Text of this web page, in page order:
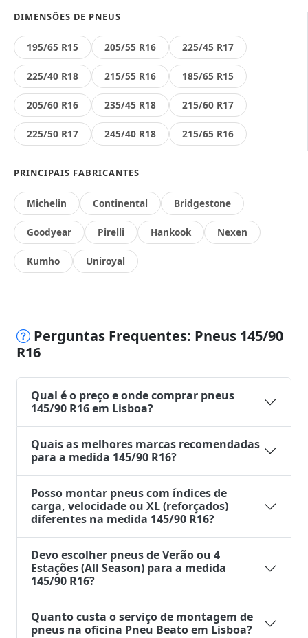
DIMENSÕES DE PNEUS
195/65 R15 205/55 R16 225/45 R17
225/40 R18 215/55 R16 185/65 R15
205/60 R16 235/45 R18 215/60 R17
225/50 R17 245/40 R18 215/65 R16
PRINCIPAIS FABRICANTES
Michelin Continental Bridgestone
Goodyear Pirelli Hankook Nexen
Kumho Uniroyal
Perguntas Frequentes: Pneus 145/90
R16
Qual é o preço e onde comprar pneus
145/90 R16 em Lisboa?
Quais as melhores marcas recomendadas
para a medida 145/90 R16?
Posso montar pneus com índices de
carga, velocidade ou XL (reforçados)
diferentes na medida 145/90 R16?
Devo escolher pneus de Verão ou 4
Estações (All Season) para a medida
145/90 R16?
Quanto custa o serviço de montagem de
pneus na oficina Pneu Beato em Lisboa?